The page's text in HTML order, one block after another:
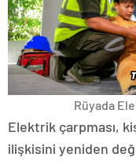
Rüyada
Elektrik çarpması,
ilişkisini yeniden